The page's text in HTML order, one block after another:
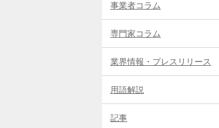
事業者コラム
専門家コラム
業界情報・プレスリリース
用語解説
記事